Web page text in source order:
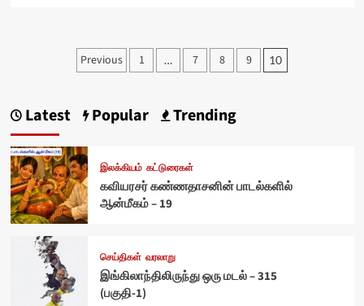
Posts
Previous 1 … 7 8 9 10
Latest Popular Trending
இலக்கியம் கட்டுரைகள்
கவியரசர் கண்ணதாசனின் பாடல்களில்
ஆன்மீகம் – 19
செய்திகள் வரலாறு
இங்கிலாந்திலிருந்து ஒரு மடல் – 315
(பகுதி-1)